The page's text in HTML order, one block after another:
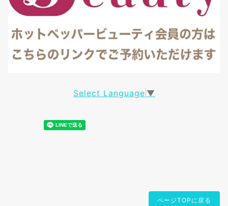
Select Language ▼
ページTOPに戻る